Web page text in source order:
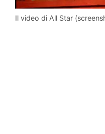
Il video di All Star